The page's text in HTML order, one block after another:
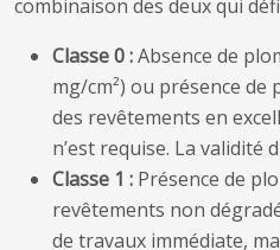
combinaison des deux qui
Classe 0 :Absence de
mg/cm²) ou présence
des revêtements en
n’est requise. La validité
Classe 1 : Présence de
revêtements non
de travaux immédiate,